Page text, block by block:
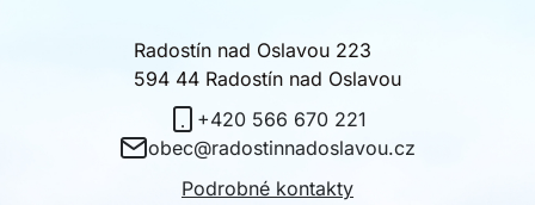
obec@radostinnadoslavou.cz
+420 566 670 221
Radostín nad Oslavou 223
594 44 Radostín nad Oslavou
Podrobné kontakty